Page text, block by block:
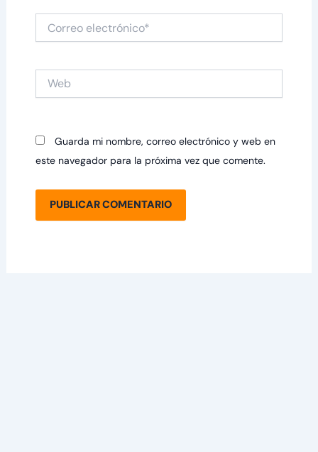
electrónico*
Guarda mi nombre, correo electrónico y web en
este navegador para la próxima vez que comente.